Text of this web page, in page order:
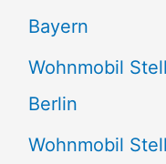
Bayern
Wohnmobil
Berlin
Wohnmobil